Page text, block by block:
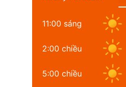
11:00 sáng
2:00 chiều
5:00 chiều